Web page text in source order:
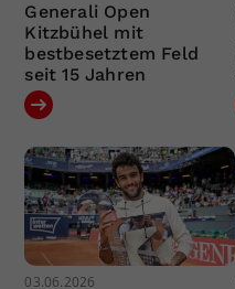
Generali Open
Kitzbühel mit
bestbesetztem Feld
seit 15 Jahren
03.06.2026